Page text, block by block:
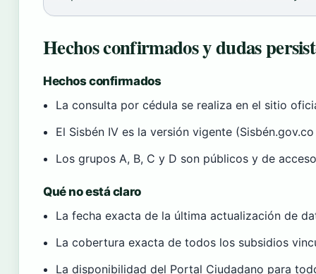
Hechos confirmados y dudas
Hechos confirmados
La consulta por cédula se realiza en el sitio
El Sisbén IV es la versión vigente
Los grupos A, B, C y D son públicos y de
Qué no está claro
La fecha exacta de la última actualización de
La cobertura exacta de todos los subsidios
La disponibilidad del Portal Ciudadano para